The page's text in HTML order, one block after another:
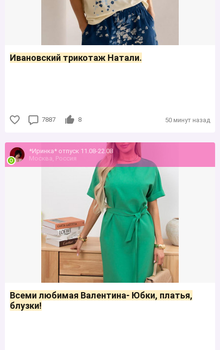
Ивановский трикотаж Натали.
7887 8 50 минут назад
*Иринка* отпуск 11.08-22.08
Москва, Россия
Всеми любимая Валентина- Юбки, платья,
блузки!